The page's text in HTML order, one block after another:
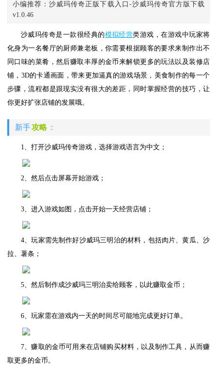
小编推荐：沙威玛传奇正版下载入口-沙威玛传奇官方版下载
v1.0.46
沙威玛传奇是一款很经典的模拟经营类游戏，在游戏中玩家将
化身为一名餐厅的厨师兼老板，你需要根据顾客的要求来制作出不
同口味的菜肴，然后赚取丰厚的金币来解锁更多的玩法以及装修店
铺，3D的卡通画面，带来更加逼真的游戏场景，美食制作的每一个
步骤，流程都是跟现实没有很大的差距，同时掌握经营的技巧，让
你更好扩张店铺的发展哦。
新手攻略 ：
1、打开沙威玛传奇游戏，选择游戏语言为中文；
2、然后点击屏幕开始游戏；
3、进入游戏如图，点击开始一天经营店铺；
4、玩家需先制作好沙威玛三明治的材料，包括肉片、黄瓜、沙
拉、薯条；
5、然后制作成沙威玛三明治卖给顾客，以此赚取金币；
6、玩家需在游戏内一天的时间尽可能地完成更好订单。
7、赚取的金币可用来在店铺购买材料，以及制作工具，从而赚
取更多的金币。